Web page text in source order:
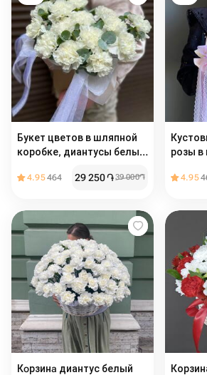
Букет цветов в шляпной
коробке, диантусы белые
4.95464 29 250֏39 000֏ 4.95
Кoрзинa диантус белый